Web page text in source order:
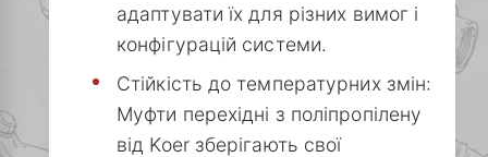
адаптувати їх для різних вимог і
конфігурацій системи.
Стійкість до температурних змін:
Муфти перехідні з поліпропілену
від Koer зберігають свої